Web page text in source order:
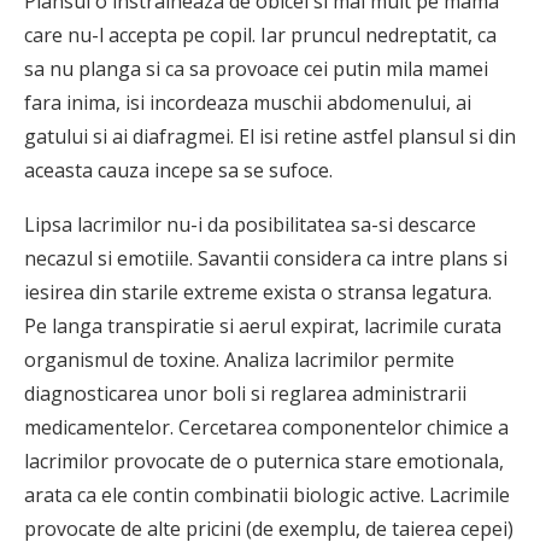
care nu-l accepta pe copil. Iar prun­cul nedreptatit, ca
sa nu planga si ca sa provoace cei putin mila mamei
fara inima, isi incordeaza muschii abdomenului, ai
gatului si ai diafragmei. El isi retine astfel plan­sul si din
aceasta cauza incepe sa se sufoce.
Lipsa lacrimilor nu-i da posibilitatea sa-si descarce
necazul si emotiile. Savantii considera ca intre plans si
iesirea din starile extreme exista o stransa legatura.
Pe langa transpiratie si aerul expirat, lacrimile curata
organismul de toxine. Analiza lacrimilor permite
diagnosticarea unor boli si reglarea administrarii
medicamentelor. Cercetarea compo­nentelor chimice a
lacrimilor provocate de o puternica stare emotionala,
arata ca ele contin combinatii biologic active. Lacrimile
provocate de alte pricini (de exemplu, de taierea cepei)